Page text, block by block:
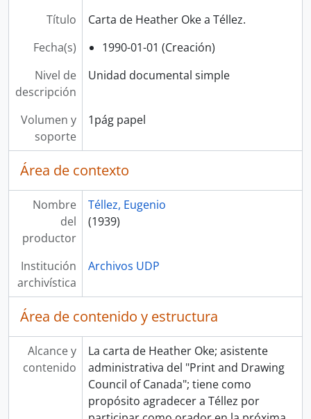
Título
Carta de Heather Oke a Téllez.
Fecha(s)
1990-01-01 (Creación)
Nivel de
descripción
Unidad documental simple
Volumen y
soporte
1pág papel
Área de contexto
Nombre
del
productor
Téllez, Eugenio
(1939)
Institución
archivística
Archivos UDP
Área de contenido y estructura
Alcance y
contenido
La carta de Heather Oke; asistente
administrativa del "Print and Drawing
Council of Canada"; tiene como
propósito agradecer a Téllez por